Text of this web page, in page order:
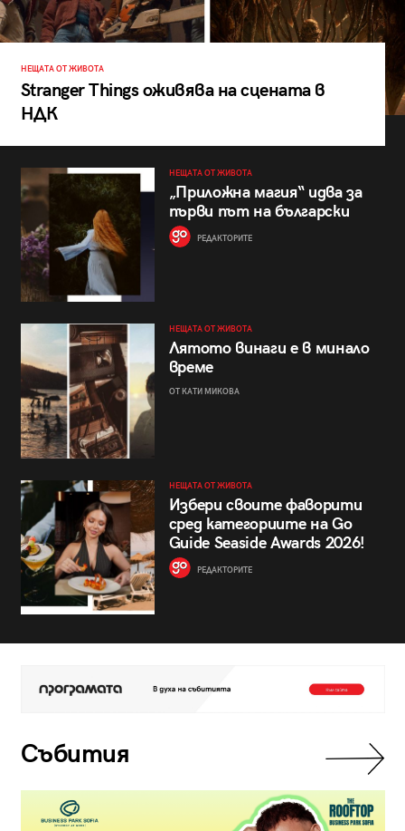
НЕЩАТА ОТ ЖИВОТА
Stranger Things оживява на сцената в
НДК
НЕЩАТА ОТ ЖИВОТА
„Приложна магия“ идва за
първи път на български
РЕДАКТОРИТЕ
НЕЩАТА ОТ ЖИВОТА
Лятото винаги е в минало
време
ОТ КАТИ МИКОВА
НЕЩАТА ОТ ЖИВОТА
Избери своите фаворити
сред категориите на Go
Guide Seaside Awards 2026!
РЕДАКТОРИТЕ
Събития